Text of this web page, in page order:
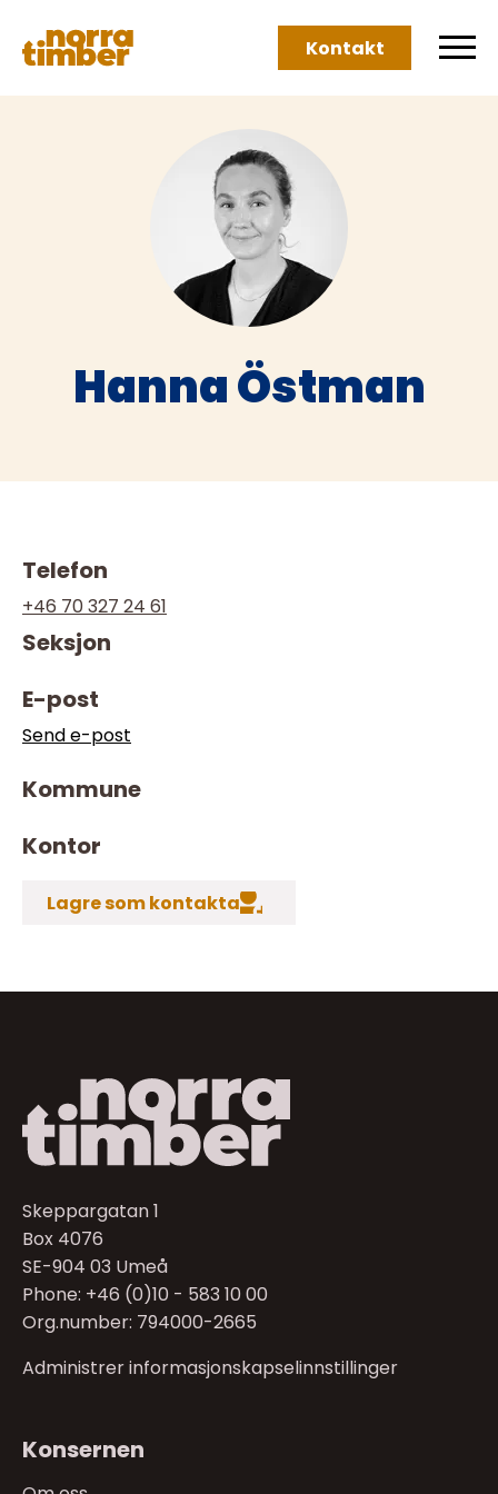
Kontakt
Hanna Östman
Telefon
+46 70 327 24 61
Seksjon
E-post
Send e-post
Kommune
Kontor
Lagre som kontakta
Skeppargatan 1
Box 4076
SE-904 03 Umeå
Phone: +46 (0)10 - 583 10 00
Org.number: 794000-2665
Administrer informasjonskapselinnstillinger
Konsernen